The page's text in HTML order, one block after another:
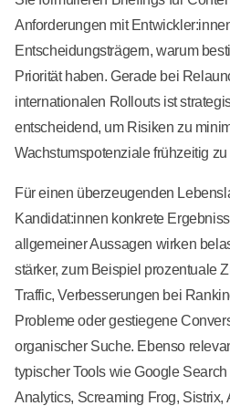
Anforderungen mit
Entscheidungsträgern, warum
Priorität haben. Gerade bei
internationalen Rollouts ist
entscheidend, um Risiken zu
Wachstumspotenziale frühzeitig
Für einen überzeugenden
Kandidat:innen konkrete
allgemeiner Aussagen wirken
stärker, zum Beispiel prozentuale
Traffic, Verbesserungen bei
Probleme oder gestiegene
organischer Suche. Ebenso
typischer Tools wie Google
Analytics, Screaming Frog, Sistrix,